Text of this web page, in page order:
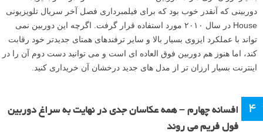
دوربینی که آنقدر خوب بود که برای فیلمبرداری فصل آخر سریال تلویزیونی
House در سال ۲۰۱۰ مورد استفاده قرار گرفت. اگرچه این دوربین نمی
تواند با عملکرد ایزوی بسیار بالا و سایر ترفندهای همتای جدیدتر خود رقابت
کند، اما هنوز هم دوربین فوق العاده ای است و می توانید دست دوم آن را در
اینترنت بسیار ارزان تر از مدل های جدید درخشان آن خریداری کنید.
۴
افسانه چهارم – همه عکاسان جدی در نهایت به سراغ دوربین
فول فریم می روند